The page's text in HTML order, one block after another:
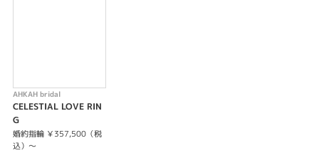
AHKAH bridal
CELESTIAL LOVE RIN
G
婚約指輪 ￥357,500（税
込）～